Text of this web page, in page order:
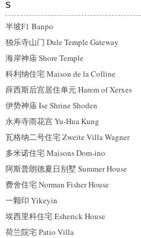
S
半坡F1 Banpo
独乐寺山门 Dule Temple Gateway
海岸神庙 Shore Temple
科利纳住宅 Maison de la Colline
薛西斯后宫居住单元 Harem of Xerxes
伊势神庙 Ise Shrine Shoden
永寿寺雨花宫 Yu-Hua Kung
瓦格纳二号住宅 Zweite Villa Wagner
多米诺住宅 Maisons Dom-ino
阿斯普朗德夏日别墅 Summer House
费舍住宅 Norman Fisher House
一颗印 Yikeyin
埃西里科住宅 Esherick House
荷兰院宅 Patio Villa